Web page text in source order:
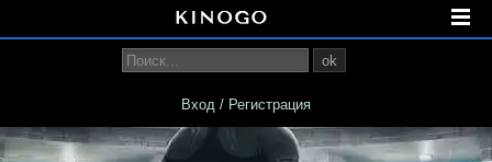
ok
Вход / Регистрация